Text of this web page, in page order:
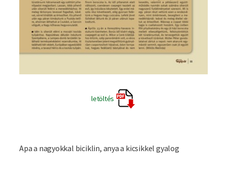
letöltés
Apa a nagyokkal biciklin, anya a kicsikkel gyalog